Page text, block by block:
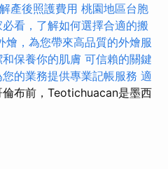
產後照護費用 桃園地區台胞
必看，了解如何選擇合適的搬
燴，為您帶來高品質的外燴服
保養你的肌膚 可信賴的關鍵
的業務提供專業記帳服務 適
倫布前，Teotichuacan是墨西